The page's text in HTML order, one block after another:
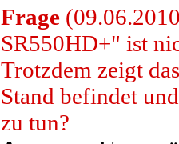
Frage
SR550HD+" ist
Trotzdem zeigt
Stand befindet
zu tun?